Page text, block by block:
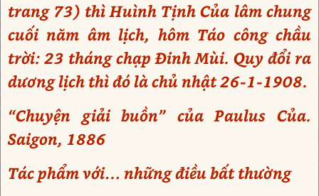
trang 73) thì Huình Tịnh Của lâm chung
cuối năm âm lịch, hôm Táo công chầu
trời: 23 tháng chạp Đinh Mùi. Quy đổi ra
dương lịch thì đó là chủ nhật 26-1-1908.
“Chuyện giải buồn” của Paulus Của.
Saigon, 1886
Tác phẩm với… những điều bất thường